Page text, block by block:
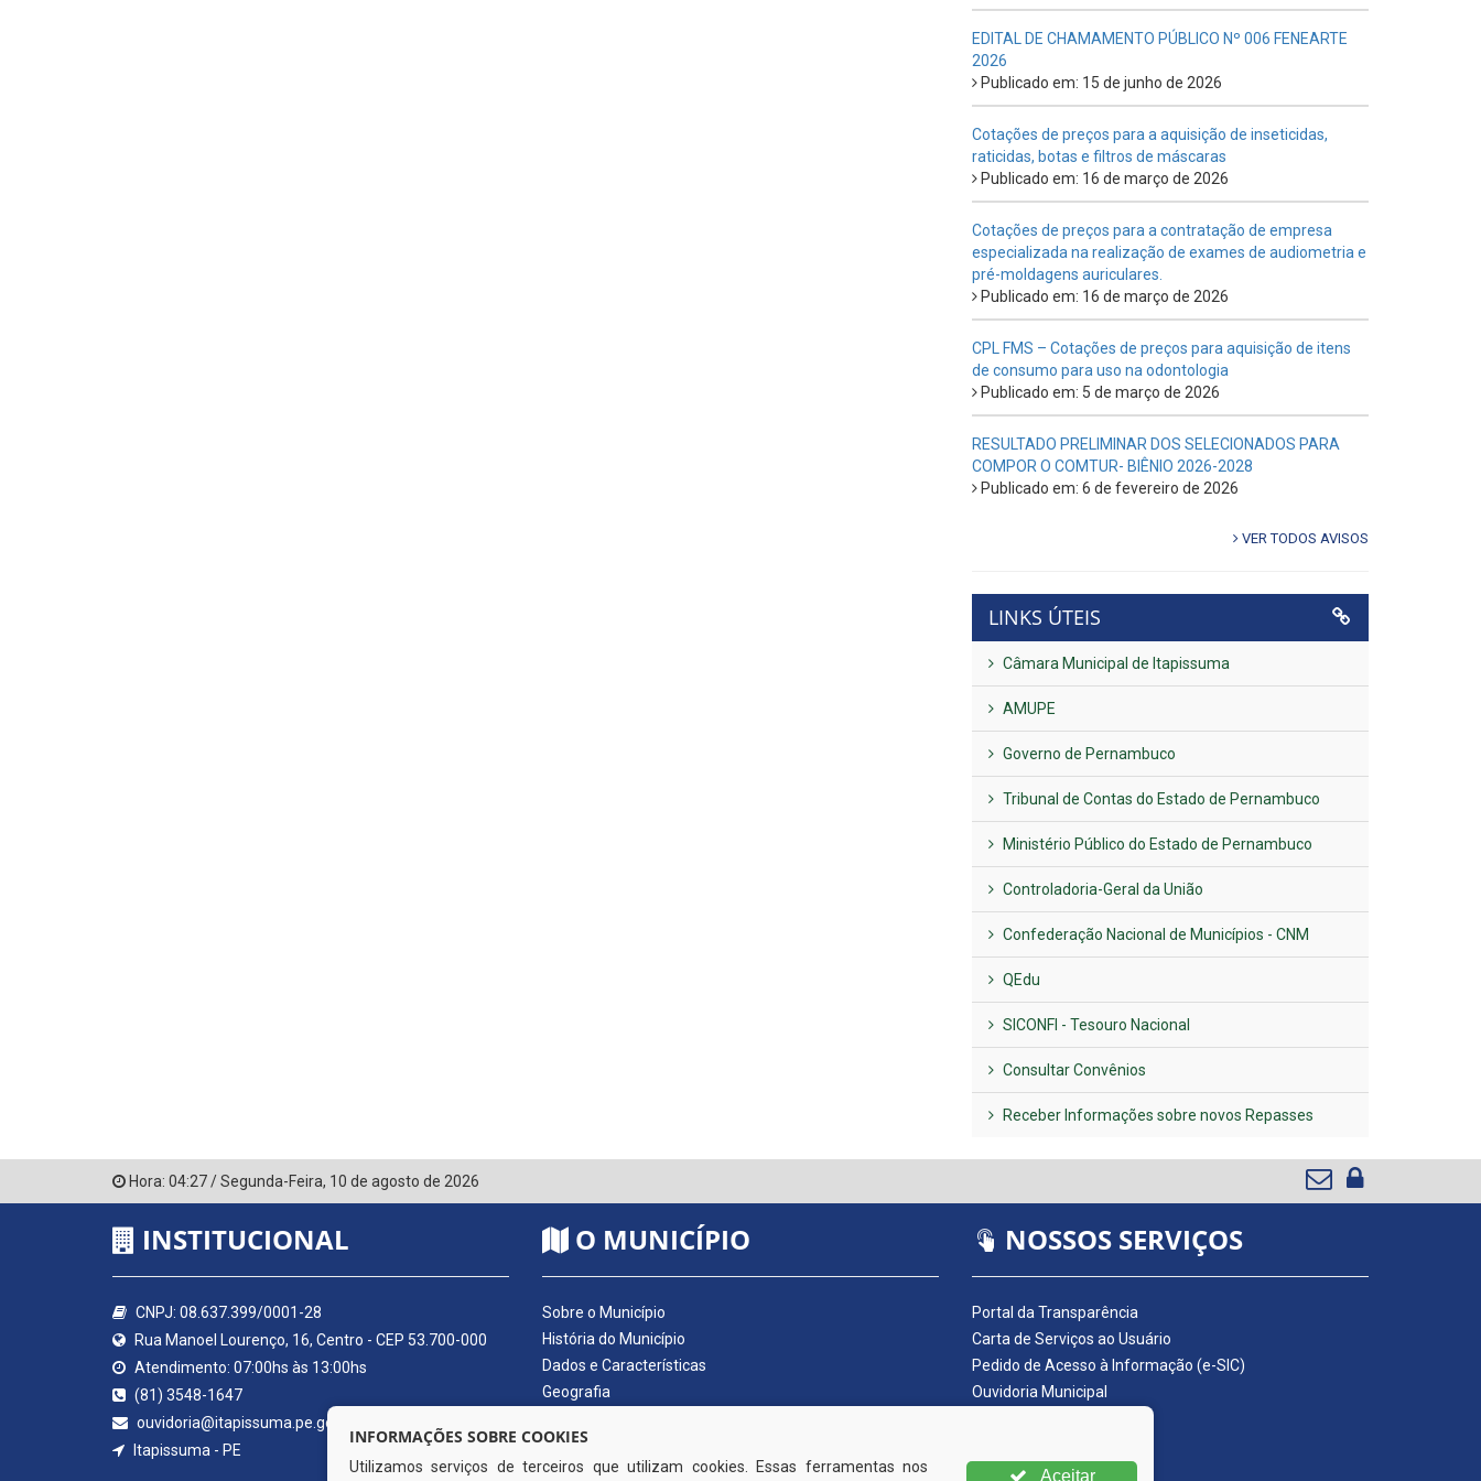
EDITAL DE CHAMAMENTO PÚBLICO Nº 006 FENEARTE
2026
Publicado em: 15 de junho de 2026
Cotações de preços para a aquisição de inseticidas,
raticidas, botas e filtros de máscaras
Publicado em: 16 de março de 2026
Cotações de preços para a contratação de empresa
especializada na realização de exames de audiometria e
pré-moldagens auriculares.
Publicado em: 16 de março de 2026
CPL FMS – Cotações de preços para aquisição de itens
de consumo para uso na odontologia
Publicado em: 5 de março de 2026
RESULTADO PRELIMINAR DOS SELECIONADOS PARA
COMPOR O COMTUR- BIÊNIO 2026-2028
Publicado em: 6 de fevereiro de 2026
VER TODOS AVISOS
LINKS ÚTEIS
Câmara Municipal de Itapissuma
AMUPE
Governo de Pernambuco
Tribunal de Contas do Estado de Pernambuco
Ministério Público do Estado de Pernambuco
Controladoria-Geral da União
Confederação Nacional de Municípios - CNM
QEdu
SICONFI - Tesouro Nacional
Consultar Convênios
Receber Informações sobre novos Repasses
Hora: 04:27/Segunda-Feira, 10 de agosto de 2026
INSTITUCIONAL
CNPJ: 08.637.399/0001-28
Rua Manoel Lourenço, 16, Centro - CEP 53.700-000
Atendimento: 07:00hs às 13:00hs
(81) 3548-1647
ouvidoria@itapissuma.pe.gov.br
Itapissuma - PE
O MUNICÍPIO
Sobre o Município
História do Município
Dados e Características
Geografia
Símbolos do Município
Hino do Município
NOSSOS SERVIÇOS
Portal da Transparência
Carta de Serviços ao Usuário
Pedido de Acesso à Informação (e-SIC)
Ouvidoria Municipal
Nota Fiscal Eletrônica
INFORMAÇÕES SOBRE COOKIES
Utilizamos serviços de terceiros que utilizam cookies. Essas ferramentas nos
Aceitar